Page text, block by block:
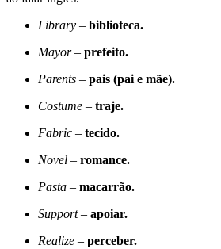
Library – biblioteca.
Mayor– prefeito.
Parents – pais (pai e mãe).
Costume – traje.
Fabric – tecido.
Novel – romance.
Pasta – macarrão.
Support – apoiar.
Realize – perceber.